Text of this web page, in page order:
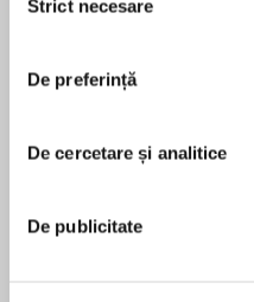
consimțământului
Strict necesare
De preferință
De cercetare și analitice
De publicitate
Otter: Hello, Sea
Read book, which
Read about more of
Otter, Otter in
Otter: Oh No, Bath
În acest moment
Samuel Garton
Sam Garton began
about Otter and her